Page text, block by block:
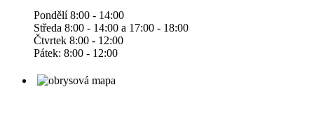
Pondělí 8:00 - 14:00
Středa 8:00 - 14:00 a 17:00 - 18:00
Čtvrtek 8:00 - 12:00
Pátek: 8:00 - 12:00